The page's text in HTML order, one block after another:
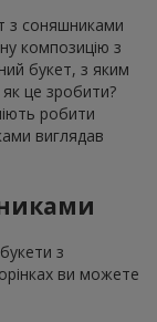
з соняшниками
композицію з
букет, з яким
це зробити?
робити
виглядав
з
ви можете